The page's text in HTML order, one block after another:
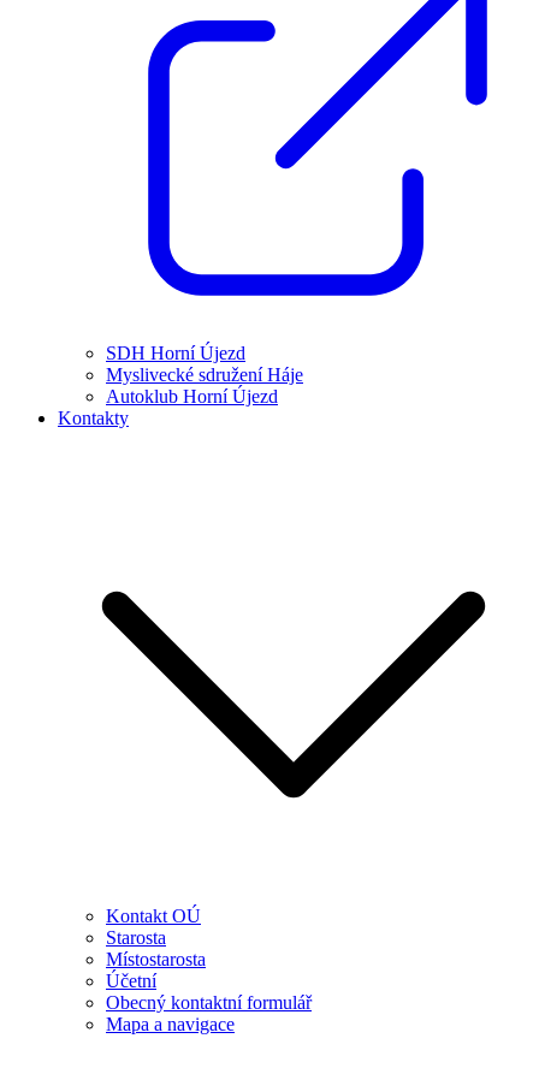
SDH Horní Újezd
Myslivecké sdružení Háje
Autoklub Horní Újezd
Kontakty
Kontakt OÚ
Starosta
Místostarosta
Účetní
Obecný kontaktní formulář
Mapa a navigace